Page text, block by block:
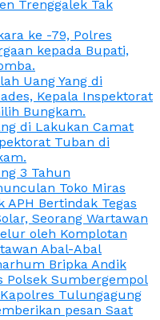
Trenggalek Tak
ke -79, Polres
kepada Bupati,
Uang Yang di
Kepala Inspektorat
Bungkam.
di Lakukan Camat
Tuban di
3 Tahun
Toko Miras
APH Bertindak Tegas
Seorang Wartawan
oleh Komplotan
Abal-Abal
Bripka Andik
Polsek Sumbergempol
Tulungagung
pesan Saat